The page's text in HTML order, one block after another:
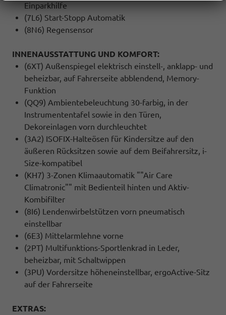
Einparkhilfe
(7L6) Start-Stopp Automatik
(8N6) Regensensor
INNENAUSSTATTUNG UND KOMFORT:
(6XT) Außenspiegel elektrisch einstell-, anklapp- und
beheizbar, auf Fahrerseite abblendend, Memory-
Funktion
(QQ9) Ambientebeleuchtung 30-farbig, in der
Instrumententafel sowie in den Türen,
Dekoreinlagen vorn durchleuchtet
(3A2) ISOFIX-Halteösen für Kindersitze auf den
äußeren Rücksitzen sowie auf dem Beifahrersitz, i-
Size-kompatibel
(KH7) 3-Zonen Klimaautomatik ""Air Care
Climatronic"" mit Bedienteil hinten und Aktiv-
Kombifilter
(8I6) Lendenwirbelstützen vorn pneumatisch
einstellbar
(6E3) Mittelarmlehne vorne
(2PT) Multifunktions-Sportlenkrad in Leder,
beheizbar, mit Schaltwippen
(3PU) Vordersitze höheneinstellbar, ergoActive-Sitz
auf der Fahrerseite
EXTRAS: